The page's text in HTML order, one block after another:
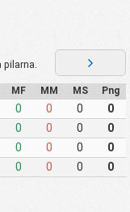
pilarna.
MF MM MS Png
0 0 0 0
0 0 0 0
0 0 0 0
0 0 0 0